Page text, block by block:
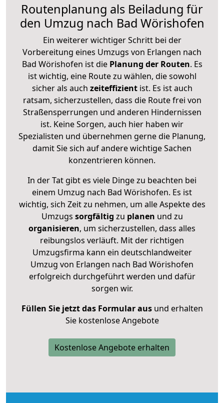
Routenplanung als Beiladung für
den Umzug nach Bad Wörishofen
Ein weiterer wichtiger Schritt bei der
Vorbereitung eines Umzugs von Erlangen nach
Bad Wörishofen ist diePlanung der Routen. Es
ist wichtig, eine Route zu wählen, die sowohl
sicher als auch zeiteffizientist. Es ist auch
ratsam, sicherzustellen, dass die Route frei von
Straßensperrungen und anderen Hindernissen
ist. Keine Sorgen, auch hier haben wir
Spezialisten und übernehmen gerne die Planung,
damit Sie sich auf andere wichtige Sachen
konzentrieren können.
In der Tat gibt es viele Dinge zu beachten bei
einem Umzug nach Bad Wörishofen. Es ist
wichtig, sich Zeit zu nehmen, um alle Aspekte des
Umzugs sorgfältig zu planen und zu
organisieren, um sicherzustellen, dass alles
reibungslos verläuft. Mit der richtigen
Umzugsfirma kann ein deutschlandweiter
Umzug von Erlangen nach Bad Wörishofen
erfolgreich durchgeführt werden und dafür
sorgen wir.
Füllen Sie jetzt das Formular ausund erhalten
Sie kostenlose Angebote
Kostenlose Angebote erhalten